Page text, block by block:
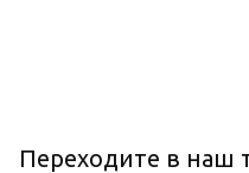
Переходите в наш